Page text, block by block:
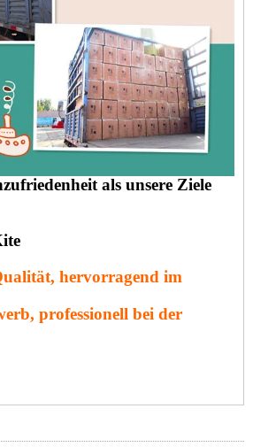
als unsere Ziele
hervorragend im
professionell bei der